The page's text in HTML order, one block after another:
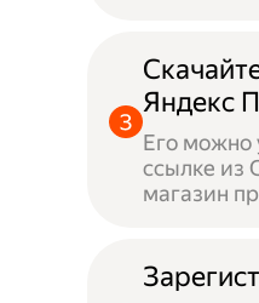
Яндекс
Его можно
ссылке из
магазин